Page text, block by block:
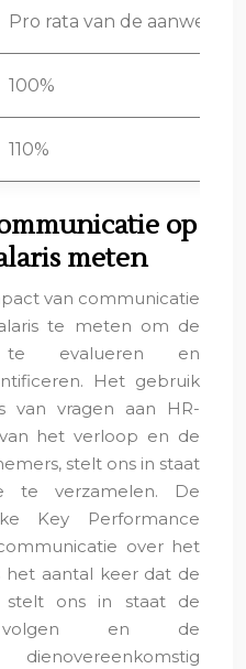
Pro rata van de
100%
110%
op
meten
van communicatie
te meten om de
te evalueren en
Het gebruik
van vragen aan HR-
het verloop en de
stelt ons in staat
te verzamelen. De
Key Performance
over het
het aantal keer dat de
stelt ons in staat de
en de
dienovereenkomstig